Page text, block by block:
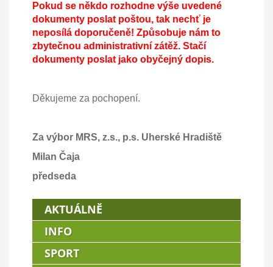
Pokud se někdo rozhodne výše uvedené
dokumenty poslat poštou, tak nechť je
neposílá doporučeně! Způsobuje nám to
zbytečnou administrativní zátěž. Stačí
dokumenty poslat jako obyčejný dopis.
Děkujeme za pochopení.
Za výbor MRS, z.s., p.s. Uherské Hradiště
Milan Čaja
předseda
AKTUÁLNĚ
INFO
SPORT